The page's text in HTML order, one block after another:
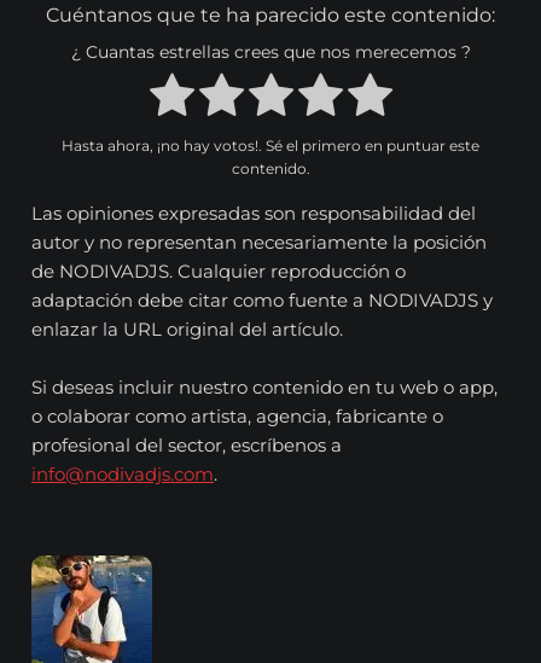
Cuéntanos que te ha parecido este contenido:
¿ Cuantas estrellas crees que nos merecemos ?
Hasta ahora, ¡no hay votos!. Sé el primero en puntuar este
contenido.
Las opiniones expresadas son responsabilidad del
autor y no representan necesariamente la posición
de NODIVADJS. Cualquier reproducción o
adaptación debe citar como fuente a NODIVADJS y
enlazar la URL original del artículo.
Si deseas incluir nuestro contenido en tu web o app,
o colaborar como artista, agencia, fabricante o
profesional del sector, escríbenos a
info@nodivadjs.com.